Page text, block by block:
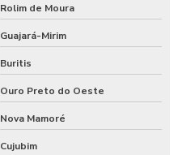
Rolim de Moura
Guajará-Mirim
Buritis
Ouro Preto do Oeste
Nova Mamoré
Cujubim